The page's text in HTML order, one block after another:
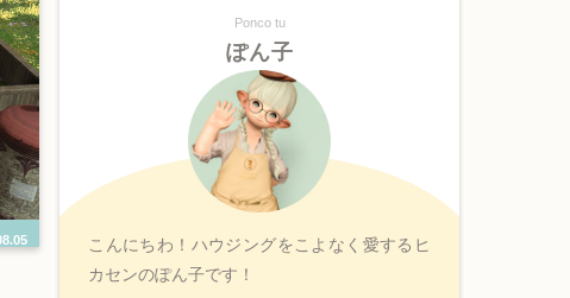
Ponco tu
ぽん子
こんにちわ！ハウジングをこよなく愛するヒ
カセンのぽん子です！